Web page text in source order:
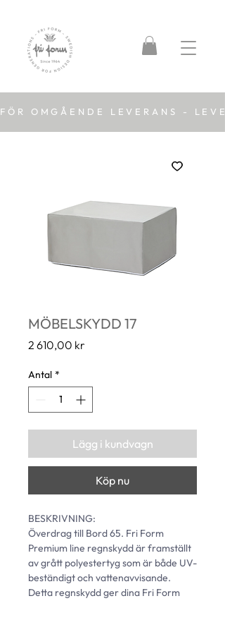
FÖR OMGÅENDE LEVERANS -
MÖBELSKYDD 17
2 610,00 kr
Antal *
Lägg i kundvagn
Köp nu
BESKRIVNING:
Överdrag till Bord 65. Fri Form
Premium line regnskydd är framställt
av grått polyestertyg som är både UV-
beständigt och vattenavvisande.
Detta regnskydd ger dina Fri Form